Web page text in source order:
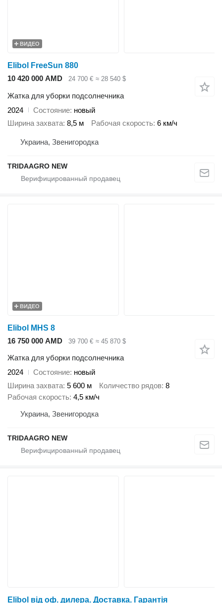
ВИДЕО
Elibol FreeSun 880
10 420 000 AMD
24 700 € ≈ 28 540 $
Жатка для уборки подсолнечника
2024
Состояние новый
Ширина захвата 8,5 м Рабочая скорость 6 км/ч
Украина, Звенигородка
TRIDAAGRO NEW
ВИДЕО
Elibol MHS 8
16 750 000 AMD
39 700 € ≈ 45 870 $
Жатка для уборки подсолнечника
2024
Состояние новый
Ширина захвата 5 600 м Количество рядов 8
Рабочая скорость 4,5 км/ч
Украина, Звенигородка
TRIDAAGRO NEW
Elibol від оф. дилера. Доставка. Гарантія